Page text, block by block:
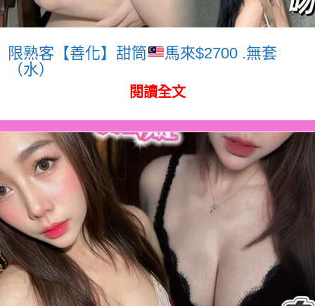
限熟客【善化】甜筒
馬來$2700 .無套
（水）
閱讀全文